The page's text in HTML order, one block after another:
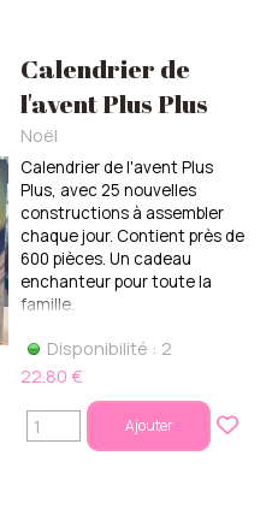
Calendrier de
l'avent Plus Plus
Noël
Calendrier de l'avent Plus
Plus, avec 25 nouvelles
constructions à assembler
chaque jour. Contient près de
600 pièces. Un cadeau
enchanteur pour toute la
famille.
Disponibilité : 2
22.80 €
Ajouter